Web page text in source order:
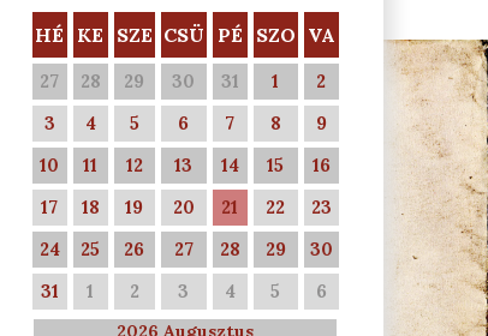
HÉ KE SZE CSÜ PÉ SZO VA
27 28 29 30 31 1
2
3
4 5 6 7 8
9
10
11 12 13 14 15
16
17
18 19 20 21 22
23
24
25 26 27 28 29
30
31
1 2 3 4 5 6
2026 Augusztus